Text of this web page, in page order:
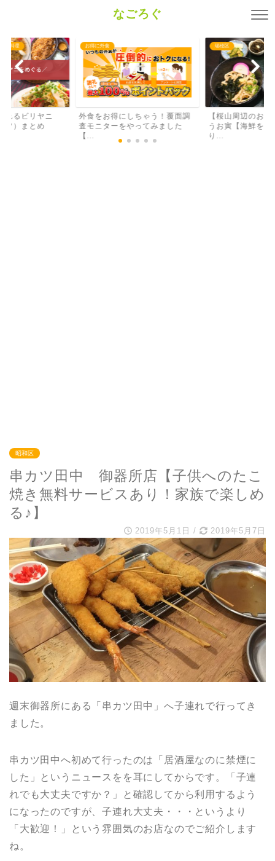
なごろぐ
ちゃう！覆面調
ってみました
瑞穂区
【桜山周辺のおすすめランチ】
うお寅【海鮮を使った日替わ
り...
お得に外食
【幹事さんにお
ログのネット予約
稿...
昭和区
串カツ田中 御器所店【子供へのたこ
焼き無料サービスあり！家族で楽しめ
る♪】
2019年5月1日 / 2019年5月7日
週末御器所にある「串カツ田中」へ子連れで行ってき
ました。
串カツ田中へ初めて行ったのは「居酒屋なのに禁煙に
した」というニュースをを耳にしてからです。「子連
れでも大丈夫ですか？」と確認してから利用するよう
になったのですが、子連れ大丈夫・・・というより
「大歓迎！」という雰囲気のお店なのでご紹介します
ね。